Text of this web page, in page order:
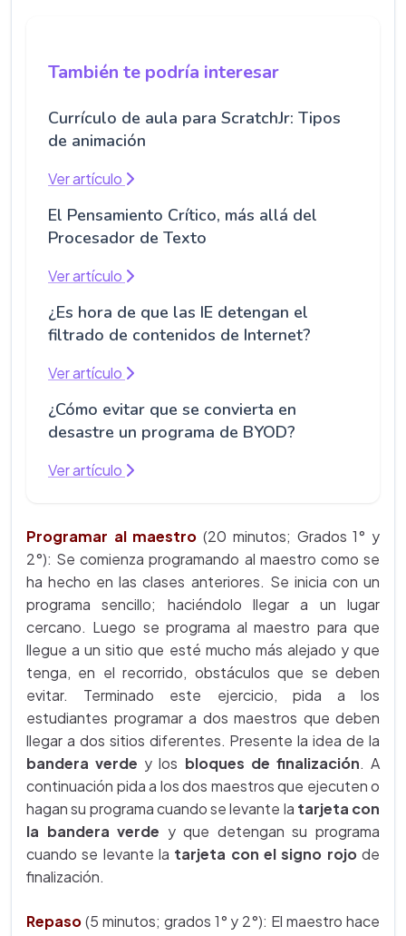
También te podría interesar
Currículo de aula para ScratchJr: Tipos
de animación
Ver artículo
El Pensamiento Crítico, más allá del
Procesador de Texto
Ver artículo
¿Es hora de que las IE detengan el
filtrado de contenidos de Internet?
Ver artículo
¿Cómo evitar que se convierta en
desastre un programa de BYOD?
Ver artículo
Programar al maestro (20 minutos; Grados 1° y
2°): Se comienza programando al maestro como se
ha hecho en las clases anteriores. Se inicia con un
programa sencillo; haciéndolo llegar a un lugar
cercano. Luego se programa al maestro para que
llegue a un sitio que esté mucho más alejado y que
tenga, en el recorrido, obstáculos que se deben
evitar. Terminado este ejercicio, pida a los
estudiantes programar a dos maestros que deben
llegar a dos sitios diferentes. Presente la idea de la
bandera verde y los bloques de finalización. A
continuación pida a los dos maestros que ejecuten o
hagan su programa cuando se levante la tarjeta con
la bandera verde y que detengan su programa
cuando se levante la tarjeta con el signo rojode
finalización.
Repaso(5 minutos; grados 1° y 2°): El maestro hace